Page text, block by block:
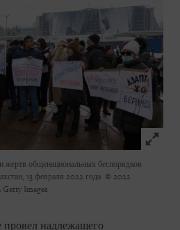
Click
жертв общенациональных беспорядков
13 февраля 2022 года. © 2022
Images
провел надлежащего